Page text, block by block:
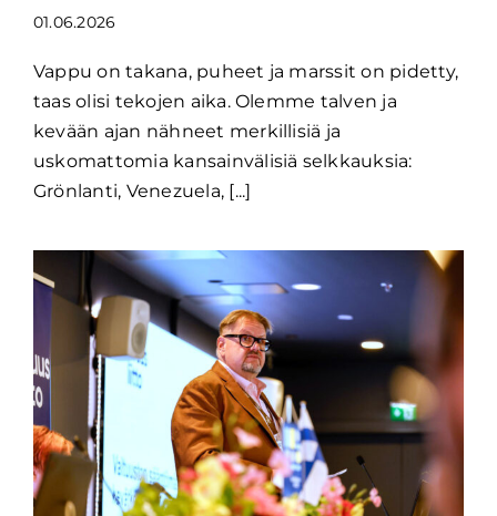
01.06.2026
Vappu on takana, puheet ja marssit on pidetty,
taas olisi tekojen aika. Olemme talven ja
kevään ajan nähneet merkillisiä ja
uskomattomia kansainvälisiä selkkauksia:
Grönlanti, Venezuela, [...]